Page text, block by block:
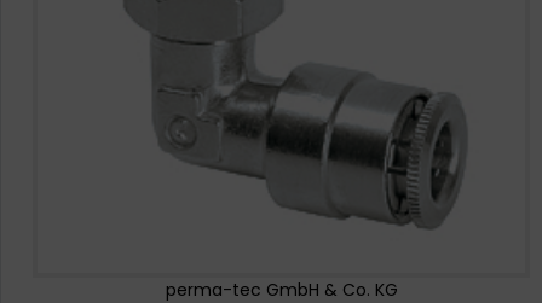
perma-tec GmbH & Co. KG